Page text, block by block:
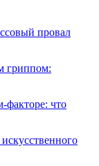
провал
гриппом:
факторе: что